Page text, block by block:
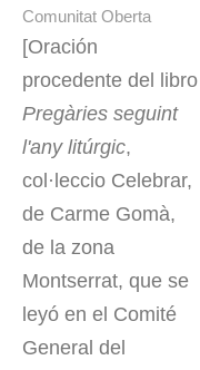
Comunitat Oberta
[Oración
procedente del libro
Pregàries seguint
l'any litúrgic,
col·leccio Celebrar,
de Carme Gomà,
de la zona
Montserrat, que se
leyó en el Comité
General del